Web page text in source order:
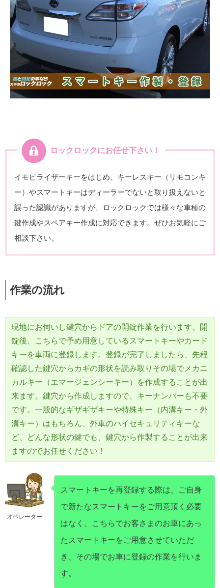
ロックロックにお任せ下さい！
イモビライザーキーをはじめ、キーレスキー（リモコンキ
ー）やスマートキーはディーラーでないと取り扱えないと
誤った認識がありますが、ロックロックでは様々な車種の
鍵作成やスペアキー作成に対応できます。ぜひお気軽にご
相談下さい。
作業の流れ
現地にお伺いし鍵穴からドアの開錠作業を行います。開
錠後、こちらで予め用意しているスマートキーやカード
キーを車両に登録します。登録が完了しましたら、先程
確認した鍵穴からカギの形状を読み取りその場でメカニ
カルキー（エマージェンシーキー）を作成することが出
来ます。鍵穴から作成しますので、キーナンバーも不要
です。一般的なギザギザキーや特殊キー（内溝キー・外
溝キー）はもちろん、外車のハイセキュリティキーな
ど、どんな形状の鍵でも、鍵穴から作製することが出来
ますのでお任せください！
オペレーター
スマートキーを再登録する際は、ご自身
で新たなスマートキーをご用意頂く必要
はなく、こちらでお客さまのお車にあっ
たスマートキーをご用意させていただ
き、その場でお車に登録の作業を行いま
す。